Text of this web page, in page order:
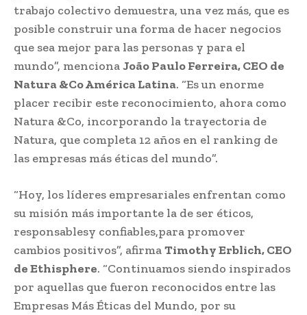
trabajo colectivo demuestra, una vez más, que es
posible construir una forma de hacer negocios
que sea mejor para las personas y para el
mundo”, mencionaJoão Paulo Ferreira, CEO de
Natura &Co América Latina. “Es un enorme
placer recibir este reconocimiento, ahora como
Natura &Co, incorporando la trayectoria de
Natura, que completa 12 años en el ranking de
las empresas más éticas del mundo”.
“Hoy, los líderes empresariales enfrentan como
su misión más importante la de ser éticos,
responsables​​y confiables,​​para promover
cambios positivos”, afirmaTimothy Erblich, CEO
de Ethisphere. “Continuamos siendo inspirados
por aquellas que fueron reconocidos entre las
Empresas Más Éticas del Mundo, por su